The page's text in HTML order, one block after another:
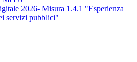
2026- Misura 1.4.1 "Esperienza
servizi pubblici"